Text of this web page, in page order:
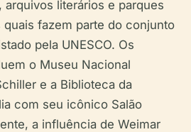
arquivos literários e parques
fazem parte do conjunto
pela UNESCO. Os
o Museu Nacional
e a Biblioteca da
com seu icônico Salão
a influência de Weimar